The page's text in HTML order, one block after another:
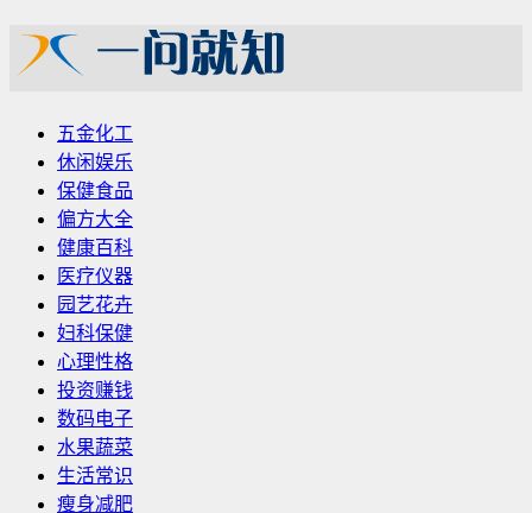
五金化工
休闲娱乐
保健食品
偏方大全
健康百科
医疗仪器
园艺花卉
妇科保健
心理性格
投资赚钱
数码电子
水果蔬菜
生活常识
瘦身减肥